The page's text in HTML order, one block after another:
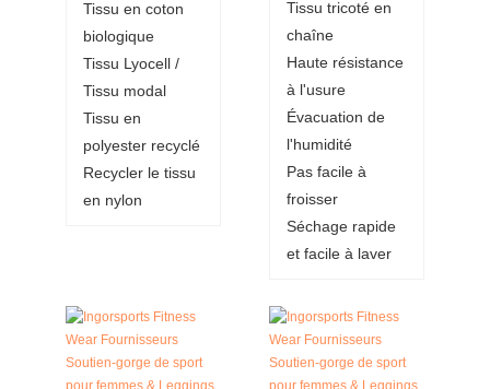
Tissu en coton
biologique
Tissu Lyocell /
Tissu modal
Tissu en
polyester recyclé
Recycler le tissu
en nylon
Tissu tricoté en
chaîne
Haute résistance
à l'usure
Évacuation de
l'humidité
Pas facile à
froisser
Séchage rapide
et facile à laver